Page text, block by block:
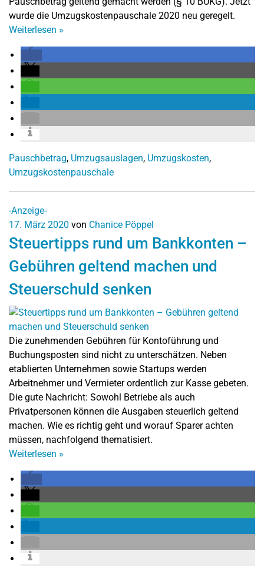
wurde die Umzugskostenpauschale 2020 neu geregelt.
Weiterlesen »
Pauschbetrag, Umzugsauslagen, Umzugskosten,
Umzugskostenpauschale
-Anzeige-
17. März 2020 von Chanice Pöppel
Steuertipps rund um Bankkonten –
Gebühren geltend machen und
Steuerschuld senken
Die zunehmenden Gebühren für Kontoführung und
Buchungsposten sind nicht zu unterschätzen. Neben
etablierten Unternehmen sowie Startups werden
Arbeitnehmer und Vermieter ordentlich zur Kasse gebeten.
Die gute Nachricht: Sowohl Betriebe als auch
Privatpersonen können die Ausgaben steuerlich geltend
machen. Wie es richtig geht und worauf Sparer achten
müssen, nachfolgend thematisiert.
Weiterlesen »